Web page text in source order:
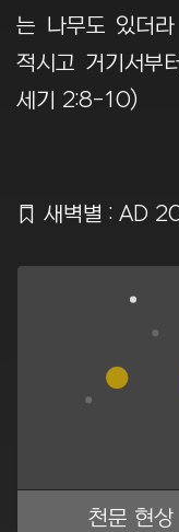
는 나무도 있더
적시고 거기서부
세기 2:8-10)
Ẍ 새벽별 : AD
천문 현상